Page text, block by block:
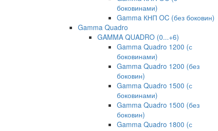
боковинами)
Gamma КНП OC (без боковин)
Gamma Quadro
GAMMA QUADRO (0...+6)
Gamma Quadro 1200 (с
боковинами)
Gamma Quadro 1200 (без
боковин)
Gamma Quadro 1500 (с
боковинами)
Gamma Quadro 1500 (без
боковин)
Gamma Quadro 1800 (с